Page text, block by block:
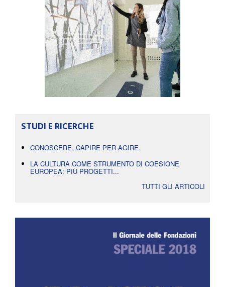
STUDI E RICERCHE
CONOSCERE, CAPIRE PER AGIRE.
LA CULTURA COME STRUMENTO DI COESIONE
EUROPEA: PIÙ PROGETTI...
TUTTI GLI ARTICOLI